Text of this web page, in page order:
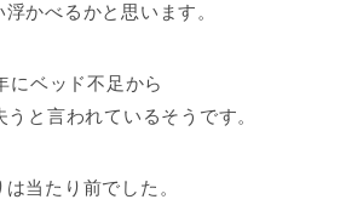
かべるかと思います。
にベッド不足から
と言われているそうです。
当たり前でした。